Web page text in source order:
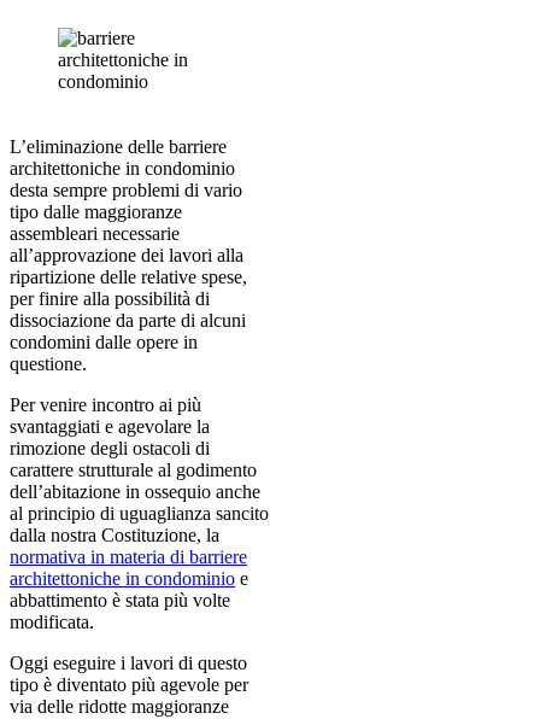
L’eliminazione delle barriere
architettoniche in condominio
desta sempre problemi di vario
tipo dalle maggioranze
assembleari necessarie
all’approvazione dei lavori alla
ripartizione delle relative spese,
per finire alla possibilità di
dissociazione da parte di alcuni
condomini dalle opere in
questione.
Per venire incontro ai più
svantaggiati e agevolare la
rimozione degli ostacoli di
carattere strutturale al godimento
dell’abitazione in ossequio anche
al principio di uguaglianza sancito
dalla nostra Costituzione, la
normativa in materia di barriere
architettoniche in condominio e
abbattimento è stata più volte
modificata.
Oggi eseguire i lavori di questo
tipo è diventato più agevole per
via delle ridotte maggioranze